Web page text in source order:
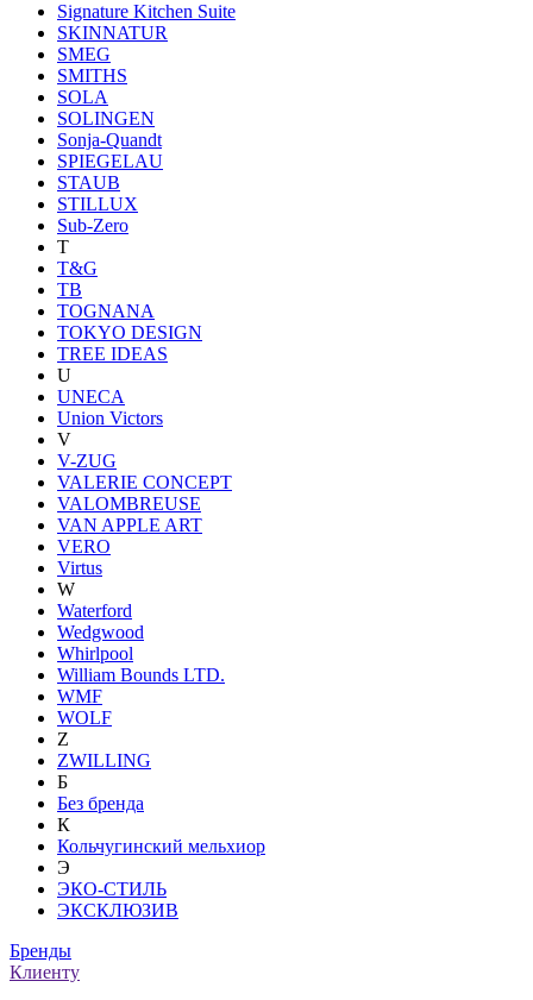
Signature Kitchen Suite
SKINNATUR
SMEG
SMITHS
SOLA
SOLINGEN
Sonja-Quandt
SPIEGELAU
STAUB
STILLUX
Sub-Zero
T
T&G
TB
TOGNANA
TOKYO DESIGN
TREE IDEAS
U
UNECA
Union Victors
V
V-ZUG
VALERIE CONCEPT
VALOMBREUSE
VAN APPLE ART
VERO
Virtus
W
Waterford
Wedgwood
Whirlpool
William Bounds LTD.
WMF
WOLF
Z
ZWILLING
Б
Без бренда
К
Кольчугинский мельхиор
Э
ЭКО-СТИЛЬ
ЭКСКЛЮЗИВ
Бренды
Клиенту